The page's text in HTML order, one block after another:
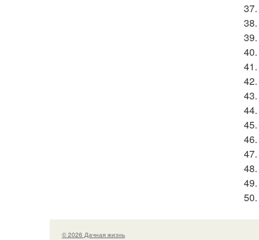
37.
38.
39.
40.
41.
42.
43.
44.
45.
46.
47.
48.
49.
50.
© 2026 Дачная жизнь